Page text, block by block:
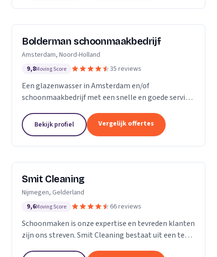
Bolderman schoonmaakbedrijf
Amsterdam, Noord-Holland
9,8Moving Score 35 reviews
Een glazenwasser in Amsterdam en/of
schoonmaakbedrijf met een snelle en goede service
schoonmaakmedewerkers zijn actief in héél
Amsterdam en ontzorgen u met...
Bekijk profiel Vergelijk offertes
Smit Cleaning
Nijmegen, Gelderland
9,6Moving Score 66 reviews
Schoonmaken is onze expertise en tevreden klanten
zijn ons streven. Smit Cleaning bestaat uit een team